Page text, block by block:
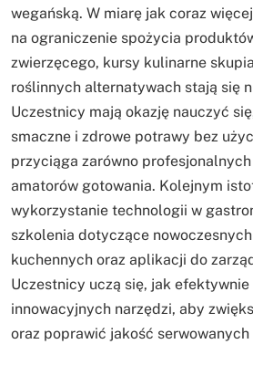
wegańską. W miarę jak coraz
na ograniczenie spożycia
zwierzęcego, kursy kulinarne
roślinnych alternatywach stają się
Uczestnicy mają okazję nauczyć
smaczne i zdrowe potrawy bez
przyciąga zarówno
amatorów gotowania. Kolejnym
wykorzystanie technologii w
szkolenia dotyczące
kuchennych oraz aplikacji do
Uczestnicy uczą się, jak
innowacyjnych narzędzi, aby
oraz poprawić jakość serwowanych